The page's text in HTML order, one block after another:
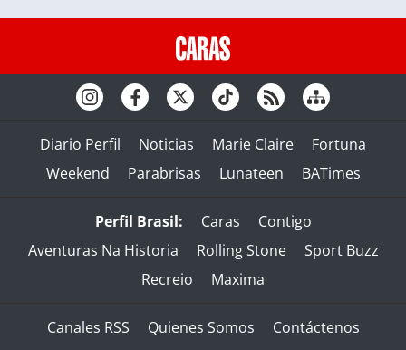
Diario Perfil Noticias Marie Claire
Fortuna
Weekend
Parabrisas Lunateen BATimes
Perfil Brasil: Caras
Contigo
Aventuras Na Historia
Rolling Stone
Sport Buzz
Recreio
Maxima
Canales RSS Quienes Somos
Contáctenos